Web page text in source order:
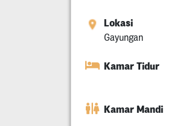
Lokasi
Gayungan
Kamar Tidur
Kamar Mandi